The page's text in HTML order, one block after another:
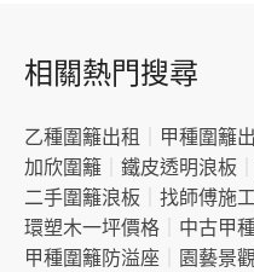
相關熱門搜尋
乙種圍籬出租 甲種圍籬
加欣圍籬
鐵皮透明浪板
二手圍籬浪板
找師傅施
環塑木一坪價格
中古甲
甲種圍籬防溢座
園藝景